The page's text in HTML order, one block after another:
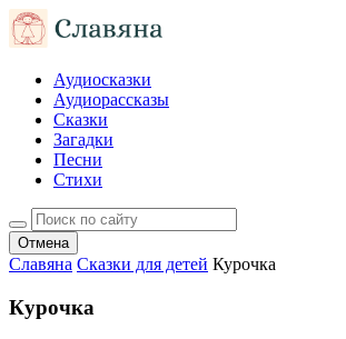
Аудиосказки
Аудиорассказы
Сказки
Загадки
Песни
Стихи
Отмена
Славяна Сказки для детей Курочка
Курочка